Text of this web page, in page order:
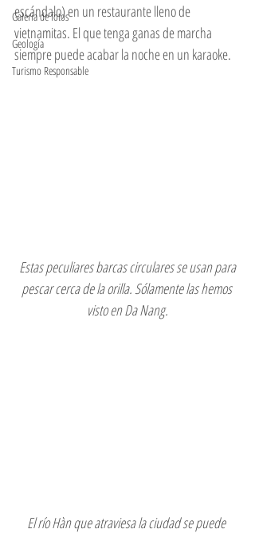
Galeria de fotos
Geología
Turismo Responsable
escándalo) en un restaurante lleno de
vietnamitas. El que tenga ganas de marcha
siempre puede acabar la noche en un karaoke.
Estas peculiares barcas circulares se usan para
pescar cerca de la orilla. Sólamente las hemos
visto en Da Nang.
El río Hàn que atraviesa la ciudad se puede